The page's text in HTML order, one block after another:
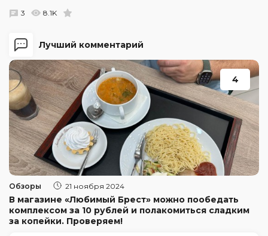
Лучший комментарий
4
Обзоры 21 ноября 2024
В магазине «Любимый Брест» можно пообедать
комплексом за 10 рублей и полакомиться сладким
за копейки. Проверяем!
3 8.1K